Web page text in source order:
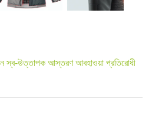
স্ব-উত্তাপক আস্তরণ আবহাওয়া প্রতিরোধী